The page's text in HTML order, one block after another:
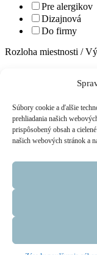
Súbory cookie a ďalšie
prehliadania našich
prispôsobený obsah a
našich webových stránok a
Pre alergikov
Dizajnová
Do firmy
Rozloha miestnosti /
do 35 m2 /
do 70m2 /
Energetická trieda
WiFi